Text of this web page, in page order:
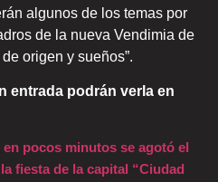
algunos de los temas por
de la nueva Vendimia de
origen y sueños”.
entrada podrán verla en
en pocos minutos se agotó el
fiesta de la capital “Ciudad